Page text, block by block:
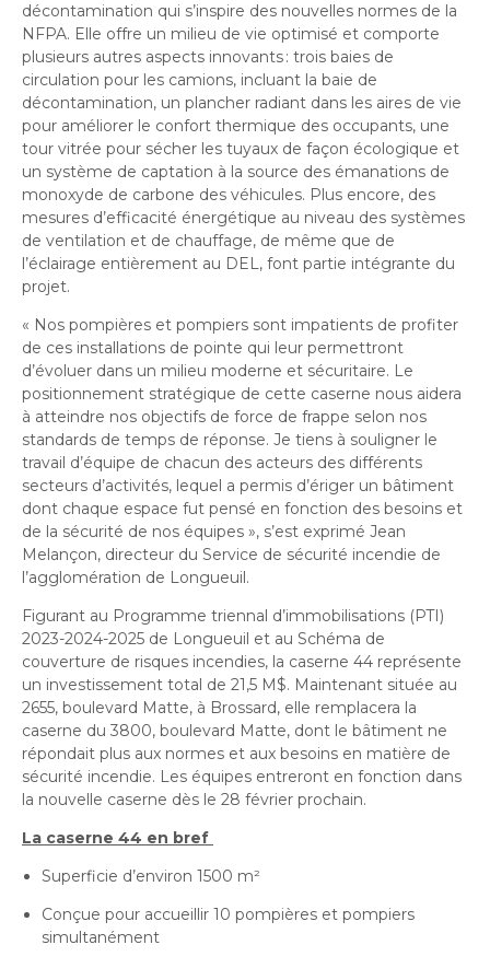
décontamination qui s’inspire des nouvelles normes de la
NFPA. Elle offre un milieu de vie optimisé et comporte
plusieurs autres aspects innovants : trois baies de
circulation pour les camions, incluant la baie de
décontamination, un plancher radiant dans les aires de vie
pour améliorer le confort thermique des occupants, une
tour vitrée pour sécher les tuyaux de façon écologique et
un système de captation à la source des émanations de
monoxyde de carbone des véhicules. Plus encore, des
mesures d’efficacité énergétique au niveau des systèmes
de ventilation et de chauffage, de même que de
l’éclairage entièrement au DEL, font partie intégrante du
projet.
« Nos pompières et pompiers sont impatients de profiter
de ces installations de pointe qui leur permettront
d’évoluer dans un milieu moderne et sécuritaire. Le
positionnement stratégique de cette caserne nous aidera
à atteindre nos objectifs de force de frappe selon nos
standards de temps de réponse. Je tiens à souligner le
travail d’équipe de chacun des acteurs des différents
secteurs d’activités, lequel a permis d’ériger un bâtiment
dont chaque espace fut pensé en fonction des besoins et
de la sécurité de nos équipes », s’est exprimé Jean
Melançon, directeur du Service de sécurité incendie de
l’agglomération de Longueuil.
Figurant au Programme triennal d’immobilisations (PTI)
2023-2024-2025 de Longueuil et au Schéma de
couverture de risques incendies, la caserne 44 représente
un investissement total de 21,5 M$. Maintenant située au
2655, boulevard Matte, à Brossard, elle remplacera la
caserne du 3800, boulevard Matte, dont le bâtiment ne
répondait plus aux normes et aux besoins en matière de
sécurité incendie. Les équipes entreront en fonction dans
la nouvelle caserne dès le 28 février prochain.
La caserne 44 en bref
Superficie d’environ 1500 m²
Conçue pour accueillir 10 pompières et pompiers
simultanément